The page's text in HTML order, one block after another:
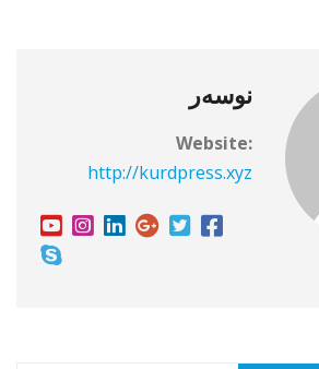
نوسەر
Website:
http://kurdpress.xyz